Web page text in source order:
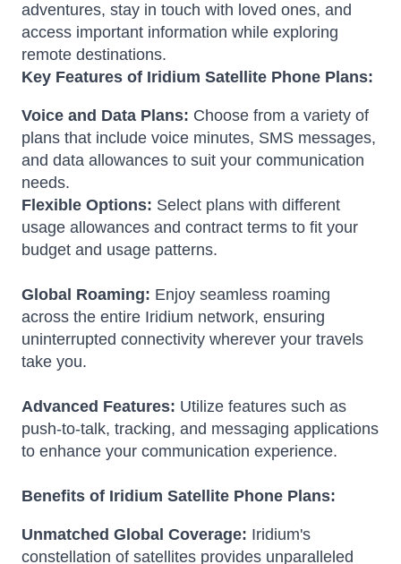
adventures, stay in touch with loved ones, and
access important information while exploring
remote destinations.
Key Features of Iridium Satellite Phone Plans:
Voice and Data Plans: Choose from a variety of
plans that include voice minutes, SMS messages,
and data allowances to suit your communication
needs.
Flexible Options: Select plans with different
usage allowances and contract terms to fit your
budget and usage patterns.
Global Roaming: Enjoy seamless roaming
across the entire Iridium network, ensuring
uninterrupted connectivity wherever your travels
take you.
Advanced Features: Utilize features such as
push-to-talk, tracking, and messaging applications
to enhance your communication experience.
Benefits of Iridium Satellite Phone Plans:
Unmatched Global Coverage: Iridium's
constellation of satellites provides unparalleled